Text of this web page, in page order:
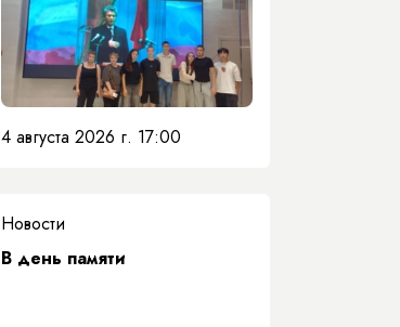
4 августа 2026 г. 17:00
Новости
​В день памяти